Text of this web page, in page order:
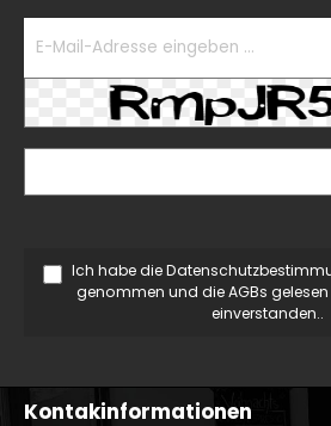
Ich habe die
genommen und dieAGBs
einverstanden..
Kontakinformationen